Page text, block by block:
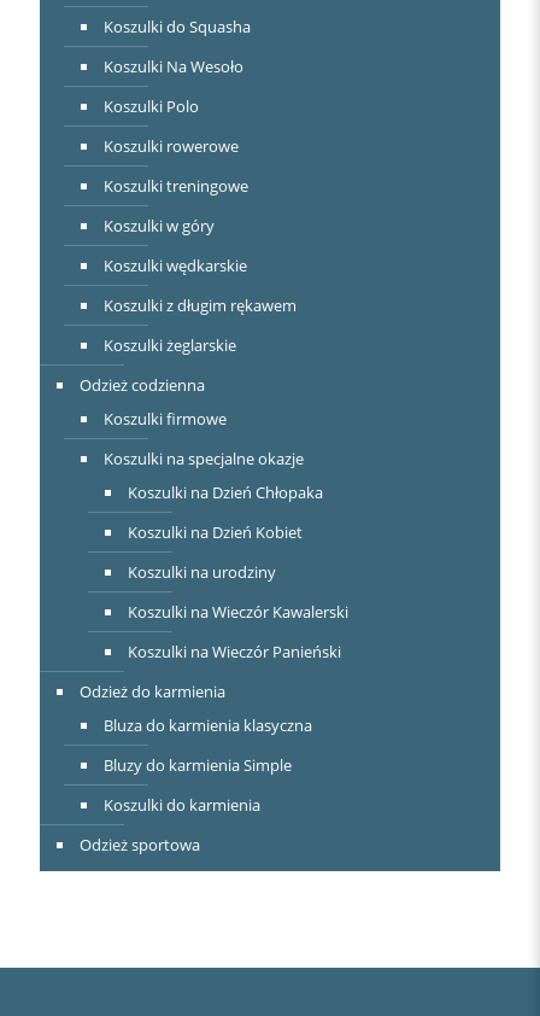
Koszulki do Squasha
Koszulki Na Wesoło
Koszulki Polo
Koszulki rowerowe
Koszulki treningowe
Koszulki w góry
Koszulki wędkarskie
Koszulki z długim rękawem
Koszulki żeglarskie
Odzież codzienna
Koszulki firmowe
Koszulki na specjalne okazje
Koszulki na Dzień Chłopaka
Koszulki na Dzień Kobiet
Koszulki na urodziny
Koszulki na Wieczór Kawalerski
Koszulki na Wieczór Panieński
Odzież do karmienia
Bluza do karmienia klasyczna
Bluzy do karmienia Simple
Koszulki do karmienia
Odzież sportowa